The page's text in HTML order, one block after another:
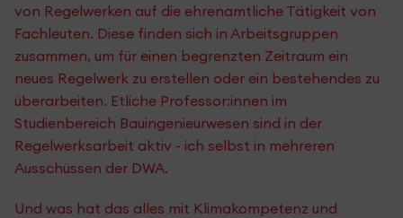
von Regelwerken auf die ehrenamtliche Tätigkeit von
Fachleuten. Diese finden sich in Arbeitsgruppen
zusammen, um für einen begrenzten Zeitraum ein
neues Regelwerk zu erstellen oder ein bestehendes zu
überarbeiten. Etliche Professor:innen im
Studienbereich Bauingenieurwesen sind in der
Regelwerksarbeit aktiv - ich selbst in mehreren
Ausschüssen der DWA.
Und was hat das alles mit Klimakompetenz und